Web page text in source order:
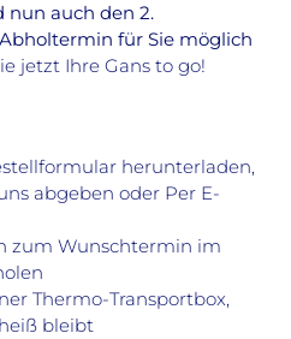
auch den 2.
für Sie möglich
jetzt Ihre Gans to go!
herunterladen,
abgeben oder Per E-
zum Wunschtermin im
Thermo-Transportbox,
bleibt